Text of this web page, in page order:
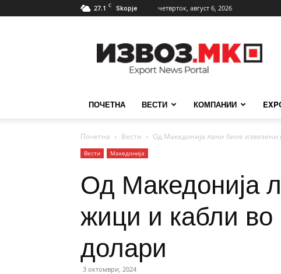
27.1 C Skopje четврток, август 6, 2026
ПОЧЕТНА ВЕСТИ КОМПАНИИ
Почетна Вести Од Македонија лани биле
Вести Македонија
Од Македонија
жици и кабли
долари
3 октомври, 2024